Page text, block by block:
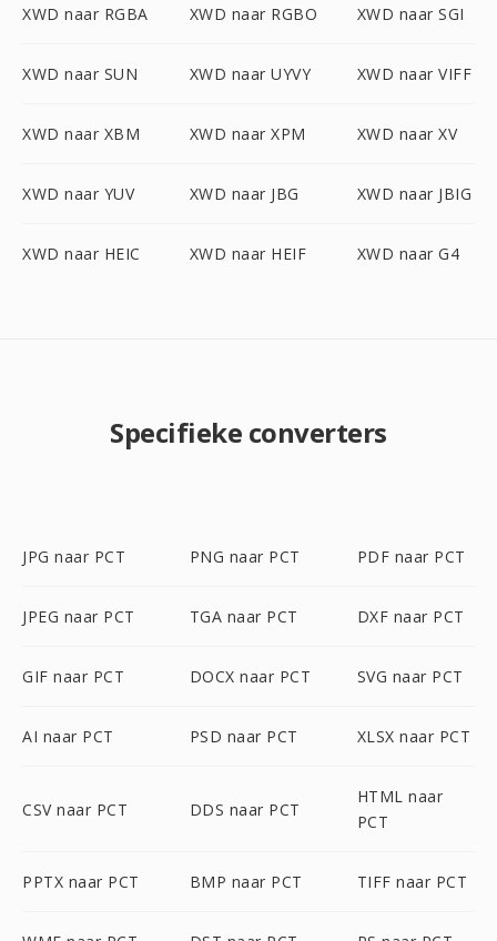
XWD naar RGBA XWD naar RGBO XWD naar SGI
XWD naar SUN XWD naar UYVY XWD naar VIFF
XWD naar XBM XWD naar XPM XWD naar XV
XWD naar YUV XWD naar JBG XWD naar JBIG
XWD naar HEIC XWD naar HEIF XWD naar G4
Specifieke converters
JPG naar PCT PNG naar PCT PDF naar PCT
JPEG naar PCT TGA naar PCT DXF naar PCT
GIF naar PCT DOCX naar PCT SVG naar PCT
AI naar PCT PSD naar PCT XLSX naar PCT
CSV naar PCT DDS naar PCT
HTML naar
PCT
PPTX naar PCT BMP naar PCT TIFF naar PCT